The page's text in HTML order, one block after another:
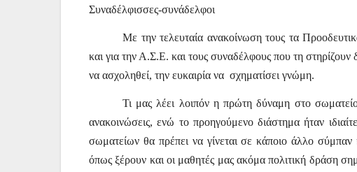
Συναδέλφισσες-συνάδελφοι
Με την τελευταία ανακοίνωση τους τα
και για την Α.Σ.Ε. και τους συναδέλφους που τη
να ασχοληθεί, την ευκαιρία να σχηματίσει γνώμη.
Τι μας λέει λοιπόν η πρώτη δύναμη στο
ανακοινώσεις, ενώ το προηγούμενο διάστημα ήταν
σωματείων θα πρέπει να γίνεται σε κάποιο άλλο σύμπαν
όπως ξέρουν και οι μαθητές μας ακόμα πολιτική δράση